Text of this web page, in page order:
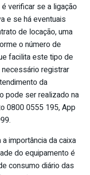
verificar se a ligação
e se há eventuais
de locação, uma
o número de
facilita este tipo de
registrar
da
pode ser realizado na
0800 0555 195, App
importância da caixa
do equipamento é
consumo diário das